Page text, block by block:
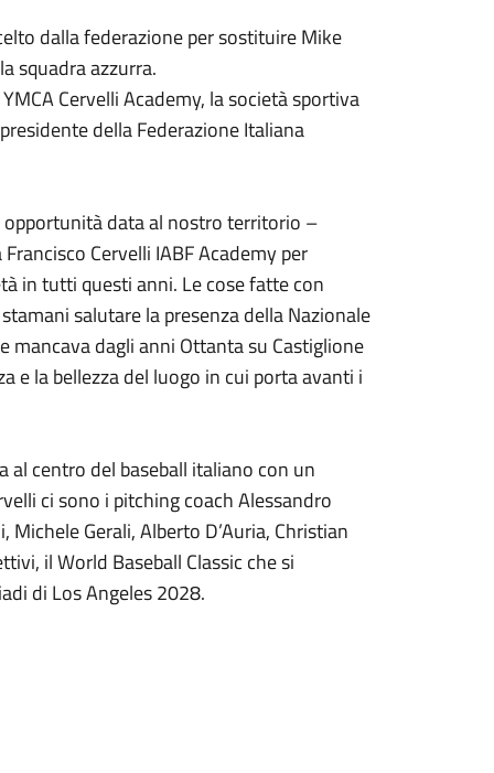
dalla federazione per sostituire Mike
squadra azzurra.
Cervelli Academy, la società sportiva
della Federazione Italiana
data al nostro territorio –
Cervelli IABF Academy per
in tutti questi anni. Le cose fatte con
salutare la presenza della Nazionale
dagli anni Ottanta su Castiglione
e la bellezza del luogo in cui porta avanti i
al centro del baseball italiano con un
ci sono i pitching coach Alessandro
Gerali, Alberto D’Auria, Christian
il World Baseball Classic che si
di Los Angeles 2028.